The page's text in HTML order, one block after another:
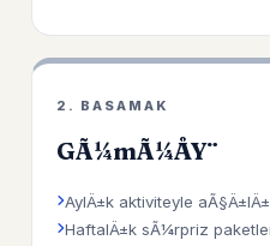
2. BASAMAK
GÃ¼mÃ¼ÅŸ
AylÄ±k aktiviteyle
HaftalÄ±k sÃ¼rpriz